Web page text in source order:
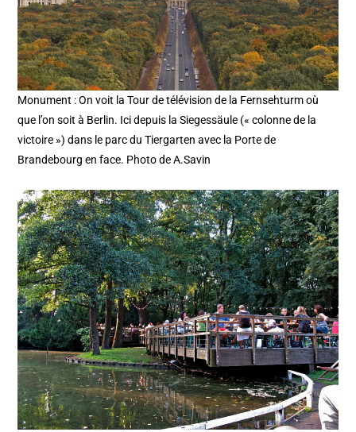
Monument : On voit la Tour de télévision de la Fernsehturm où
que l’on soit à Berlin. Ici depuis la Siegessäule (« colonne de la
victoire ») dans le parc du Tiergarten avec la Porte de
Brandebourg en face. Photo de A.Savin